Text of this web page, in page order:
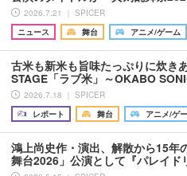
2026.7.21 ｜ SPICER
ニュース
舞台 アニメ/ゲーム
古米も新米も旨味たっぷりに炊
STAGE「ラブ米」～OKABO
2026.7.18 ｜ SPICER
レポート
舞台 アニメ/ゲ
鴻上尚史作・演出、解散から15年
舞台2026」公演として『パレイ